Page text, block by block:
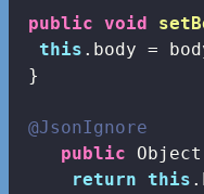
public void
this .body =
}
@JsonIgnore
public
return this